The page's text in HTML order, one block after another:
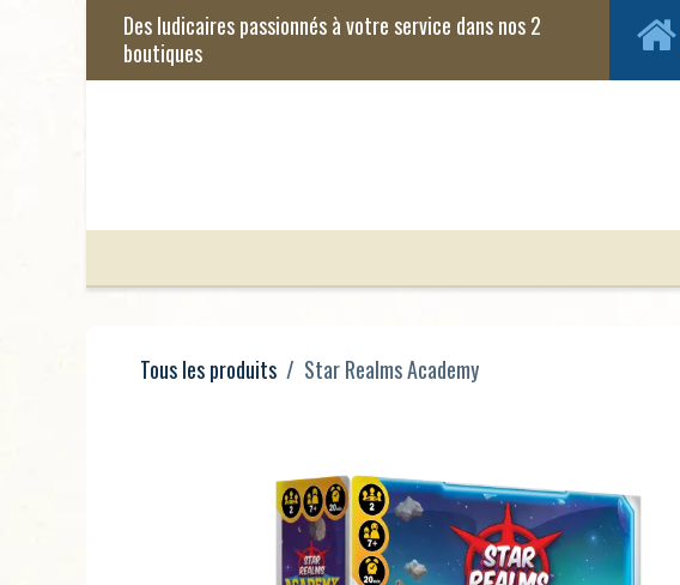
Se rendre au contenu
Tous les produits Star Realms Academy